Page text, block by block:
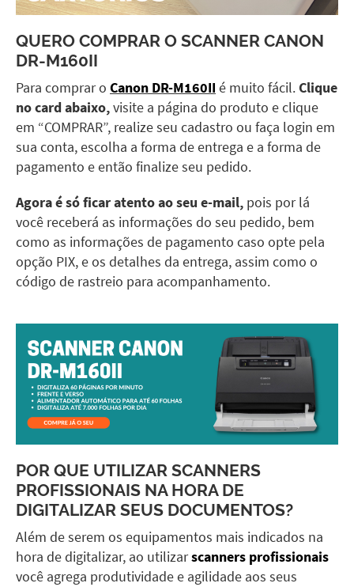
QUERO COMPRAR O SCANNER CANON
DR-M160II
Para comprar o Canon DR-M160II é muito fácil.Clique
no card abaixo,visite a página do produto e clique
em “COMPRAR”, realize seu cadastro ou faça login em
sua conta, escolha a forma de entrega e a forma de
pagamento e então finalize seu pedido.
Agora é só ficar atento ao seu e-mail, pois por lá
você receberá as informações do seu pedido, bem
como as informações de pagamento caso opte pela
opção PIX, e os detalhes da entrega, assim como o
código de rastreio para acompanhamento.
POR QUE UTILIZAR SCANNERS
PROFISSIONAIS NA HORA DE
DIGITALIZAR SEUS DOCUMENTOS?
Além de serem os equipamentos mais indicados na
hora de digitalizar, ao utilizarscanners profissionais
você agrega produtividade e agilidade aos seus